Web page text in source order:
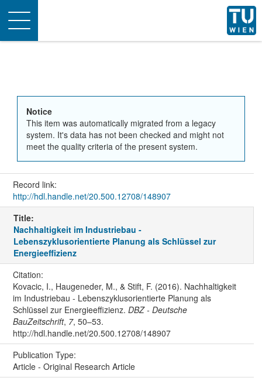
Toggle
navigation
Notice
This item was automatically migrated from a legacy
system. It's data has not been checked and might not
meet the quality criteria of the present system.
Record link:
http://hdl.handle.net/20.500.12708/148907
Title:
Nachhaltigkeit im Industriebau -
Lebenszyklusorientierte Planung als Schlüssel zur
Energieeffizienz
Citation:
Kovacic, I., Haugeneder, M., & Stift, F. (2016). Nachhaltigkeit
im Industriebau - Lebenszyklusorientierte Planung als
Schlüssel zur Energieeffizienz. DBZ - Deutsche
BauZeitschrift, 7, 50–53.
http://hdl.handle.net/20.500.12708/148907
Publication Type:
Article - Original Research Article